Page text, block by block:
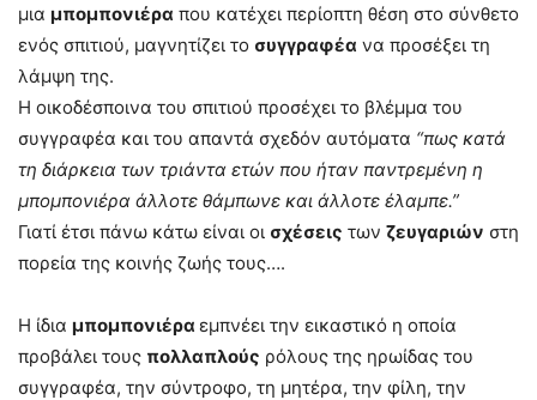
μια μπομπονιέρα που κατέχει περίοπτη θέση στο σύνθετο
ενός σπιτιού,​ μαγνητίζει το συγγραφέα να προσέξει τη
λάμψη της.
Η οικοδέσποινα του σπιτιού προσέχει το βλέμμα του
συγγραφέα και του απαντά σχεδόν αυτόματα “πως κατά
τη διάρκεια των τριάντα ετών που ήταν παντρεμένη η
μπομπονιέρα άλλοτε θάμπωνε και άλλοτε έλαμπε.”
Γιατί​ έτσι πάνω κάτω είναι οι σχέσεις των ζευγαριών στη
πορεία της κοινής ζωής τους….
Η ίδια μπομπονιέρα εμπνέει την εικαστικό η οποία
προβάλει τους πολλαπλούς ρόλους της ηρωίδας του
συγγραφέα, την σύντροφο, τη μητέρα, την φίλη, την